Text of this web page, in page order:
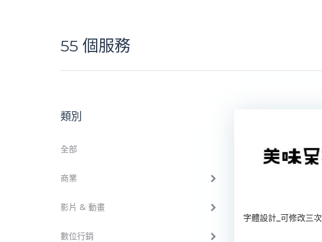
55 個服務
類別
全部
商業
影片 & 動畫
數位行銷
字體設計_可修改三次